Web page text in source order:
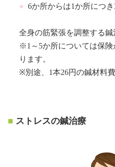
● 6か所からは1か所につき
全身の筋緊張を調整する鍼
※1～5か所については保
ります。
※別途、1本26円の鍼材料
ストレスの鍼治療